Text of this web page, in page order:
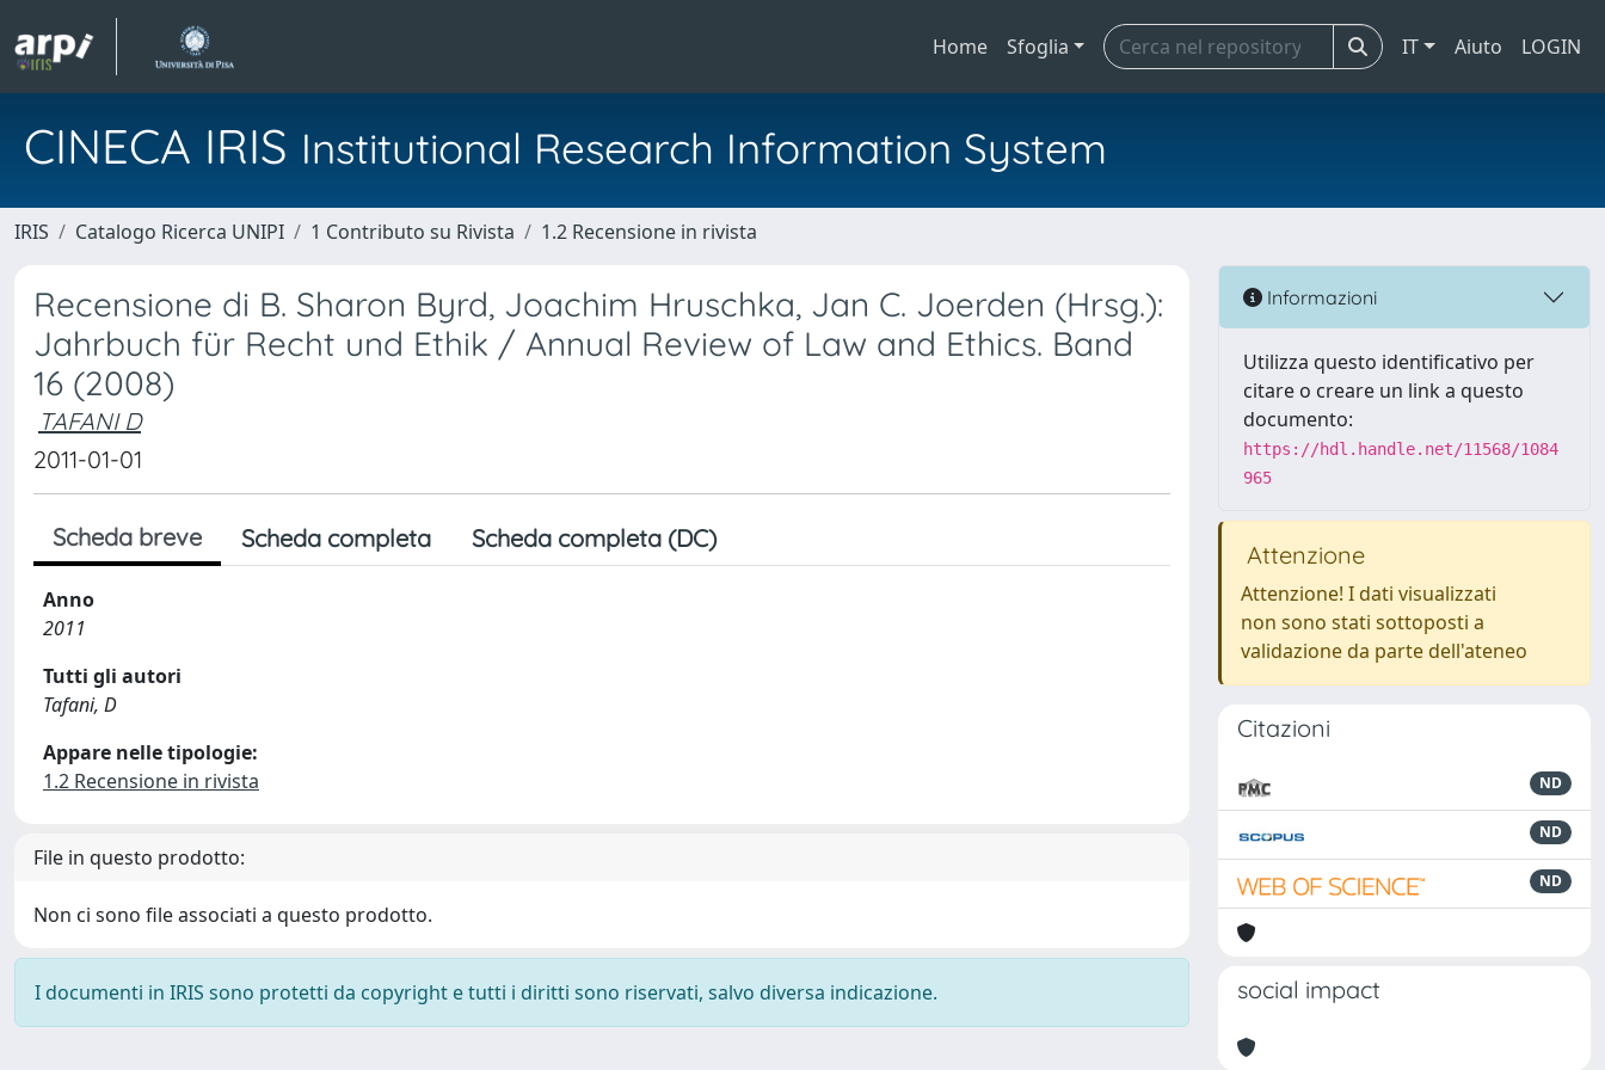
Home Sfoglia IT Aiuto LOGIN
CINECA IRIS Institutional Research Information System
IRIS Catalogo Ricerca UNIPI 1 Contributo su Rivista 1.2 Recensione in rivista
Recensione di B. Sharon Byrd, Joachim Hruschka, Jan C. Joerden (Hrsg.):
Jahrbuch für Recht und Ethik / Annual Review of Law and Ethics. Band
16 (2008)
TAFANI D
2011-01-01
Scheda breve Scheda completa Scheda completa (DC)
Anno
2011
Tutti gli autori
Tafani, D
Appare nelle tipologie:
1.2 Recensione in rivista
File in questo prodotto:
Non ci sono file associati a questo prodotto.
I documenti in IRIS sono protetti da copyright e tutti i diritti sono riservati, salvo diversa indicazione.
Informazioni
Utilizza questo identificativo per
citare o creare un link a questo
documento:
https://hdl.handle.net/11568/1084
965
Attenzione
Attenzione! I dati visualizzati
non sono stati sottoposti a
validazione da parte dell'ateneo
Citazioni
ND
ND
ND
social impact